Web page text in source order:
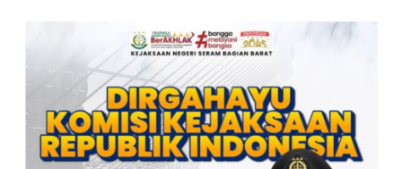
KEJAKSAAN RI KE- 20 TAHUN.